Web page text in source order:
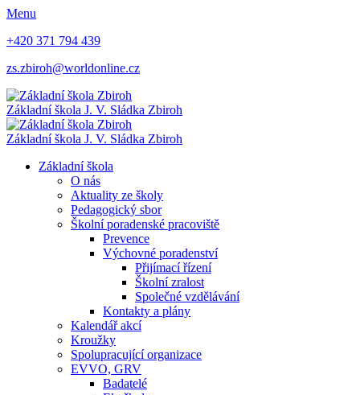
Menu
+420 371 794 439
zs.zbiroh@worldonline.cz
Základní škola J. V. Sládka Zbiroh
Základní škola J. V. Sládka Zbiroh
Základní škola
O nás
Aktuality ze školy
Pedagogický sbor
Školní poradenské pracoviště
Prevence
Výchovné poradenství
Přijímací řízení
Školní zralost
Společné vzdělávání
Kontakty a plány
Kalendář akcí
Kroužky
Spolupracující organizace
EVVO, GRV
Badatelé